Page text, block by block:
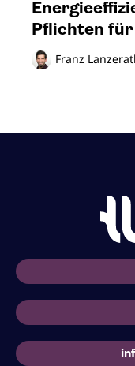
Pflichten
Franz